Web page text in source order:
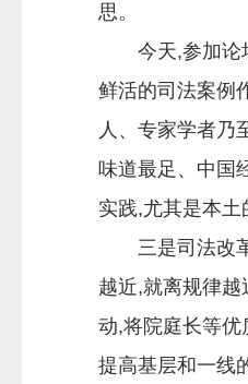
思。
今天,参加论坛
鲜活的司法案例
人、专家学者乃
味道最足、中国
实践,尤其是本
三是司法改革
越近,就离规律
动,将院庭长等
提高基层和一线